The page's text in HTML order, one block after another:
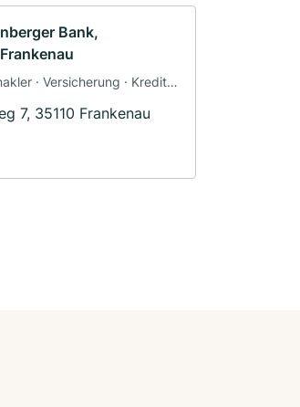
Bank,
· Versicherung · Kredit ·
7, 35110 Frankenau